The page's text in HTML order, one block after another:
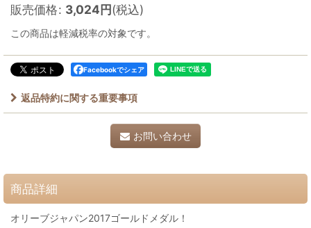
販売価格: 3,024円(税込)
この商品は軽減税率の対象です。
Facebookでシェア
返品特約に関する重要事項
お問い合わせ
商品詳細
オリーブジャパン2017ゴールドメダル！